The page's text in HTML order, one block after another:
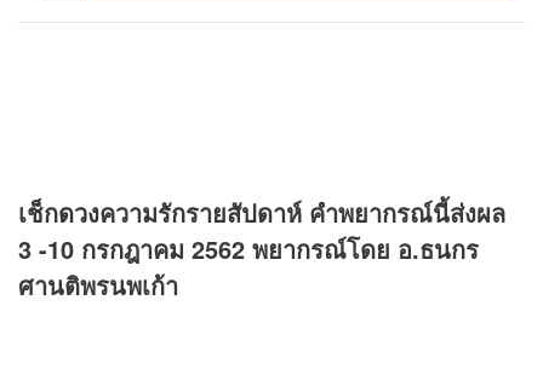
เช็กดวงความรักรายสัปดาห์ คำพยากรณ์นี้ส่งผล
3 -10 กรกฎาคม 2562 พยากรณ์โดย อ.ธนกร
ศานติพรนพเก้า